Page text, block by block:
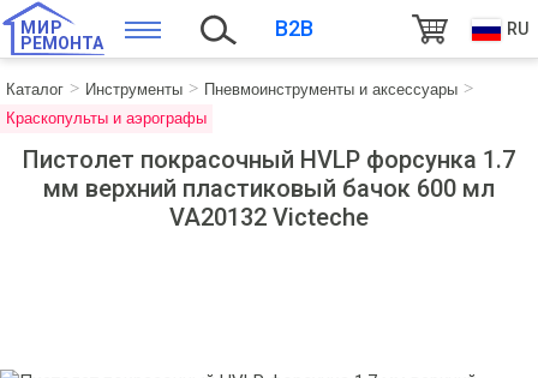
МИР
РЕМОНТА
B2B RU
Каталог Инструменты
Пневмоинструменты и аксессуары
Краскопульты и аэрографы
Пистолет покрасочный HVLP форсунка 1.7
мм верхний пластиковый бачок 600 мл
VA20132 Victeche